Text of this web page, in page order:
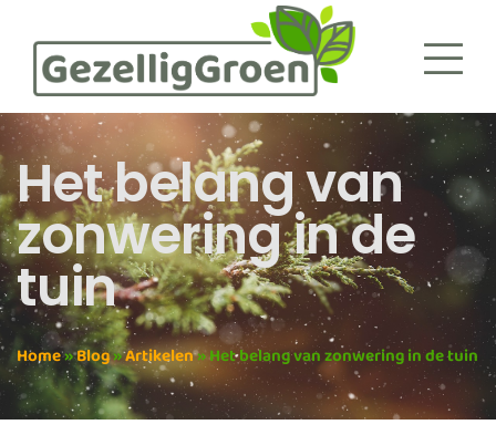
Het belang van
zonwering in de
tuin
Home»Blog»Artikelen»Het belang van zonwering in de tuin